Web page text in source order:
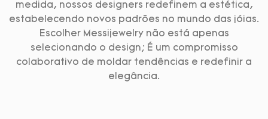
medida, nossos designers redefinem a estética,
estabelecendo novos padrões no mundo das jóias.
Escolher Messijewelry não está apenas
selecionando o design; É um compromisso
colaborativo de moldar tendências e redefinir a
elegância.